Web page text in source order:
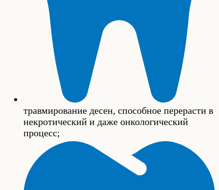
травмирование десен, способное перерасти в
некротический и даже онкологический
процесс;